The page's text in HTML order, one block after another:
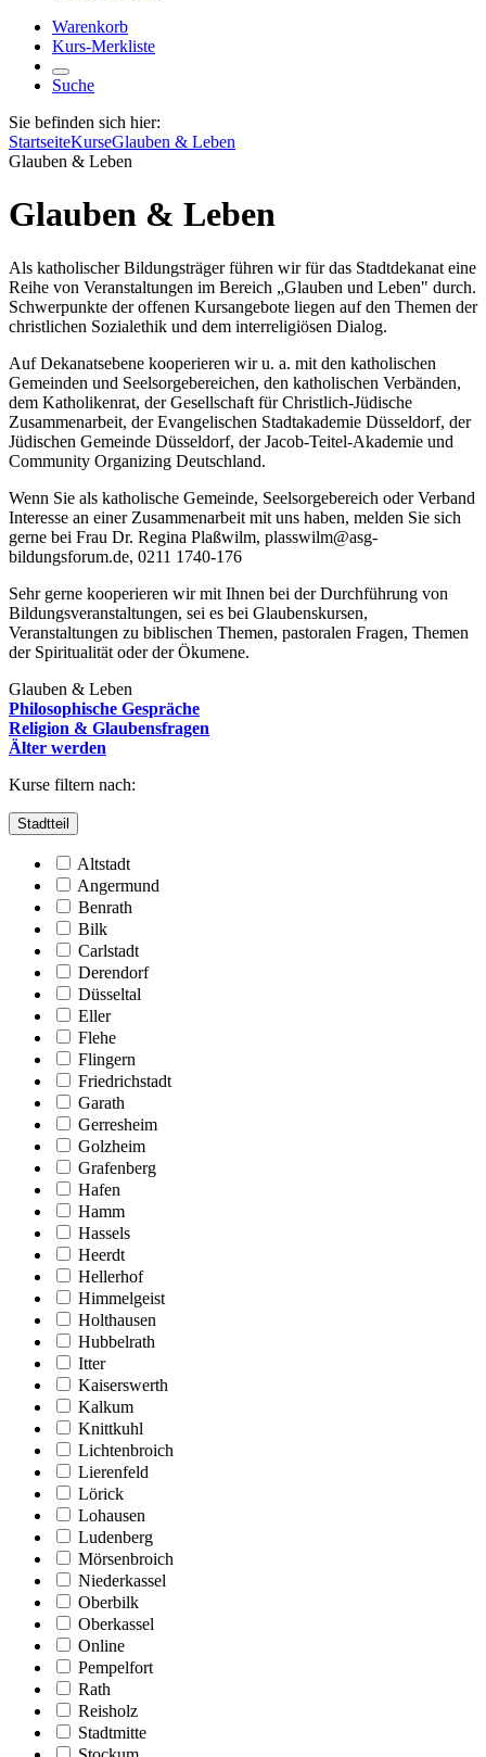
Warenkorb
Kurs-Merkliste
Suche
Sie befinden sich hier:
StartseiteKurseGlauben & Leben
Glauben & Leben
Glauben & Leben
Als katholischer Bildungsträger führen wir für das Stadtdekanat eine
Reihe von Veranstaltungen im Bereich „Glauben und Leben" durch.
Schwerpunkte der offenen Kursangebote liegen auf den Themen der
christlichen Sozialethik und dem interreligiösen Dialog.
Auf Dekanatsebene kooperieren wir u. a. mit den katholischen
Gemeinden und Seelsorgebereichen, den katholischen Verbänden,
dem Katholikenrat, der Gesellschaft für Christlich-Jüdische
Zusammenarbeit, der Evangelischen Stadtakademie Düsseldorf, der
Jüdischen Gemeinde Düsseldorf, der Jacob-Teitel-Akademie und
Community Organizing Deutschland.
Wenn Sie als katholische Gemeinde, Seelsorgebereich oder Verband
Interesse an einer Zusammenarbeit mit uns haben, melden Sie sich
gerne bei Frau Dr. Regina Plaßwilm, plasswilm@asg-
bildungsforum.de, 0211 1740-176
Sehr gerne kooperieren wir mit Ihnen bei der Durchführung von
Bildungsveranstaltungen, sei es bei Glaubenskursen,
Veranstaltungen zu biblischen Themen, pastoralen Fragen, Themen
der Spiritualität oder der Ökumene.
Glauben & Leben
Philosophische Gespräche
Religion & Glaubensfragen
Älter werden
Kurse filtern nach:
Stadtteil
Altstadt
Angermund
Benrath
Bilk
Carlstadt
Derendorf
Düsseltal
Eller
Flehe
Flingern
Friedrichstadt
Garath
Gerresheim
Golzheim
Grafenberg
Hafen
Hamm
Hassels
Heerdt
Hellerhof
Himmelgeist
Holthausen
Hubbelrath
Itter
Kaiserswerth
Kalkum
Knittkuhl
Lichtenbroich
Lierenfeld
Lörick
Lohausen
Ludenberg
Mörsenbroich
Niederkassel
Oberbilk
Oberkassel
Online
Pempelfort
Rath
Reisholz
Stadtmitte